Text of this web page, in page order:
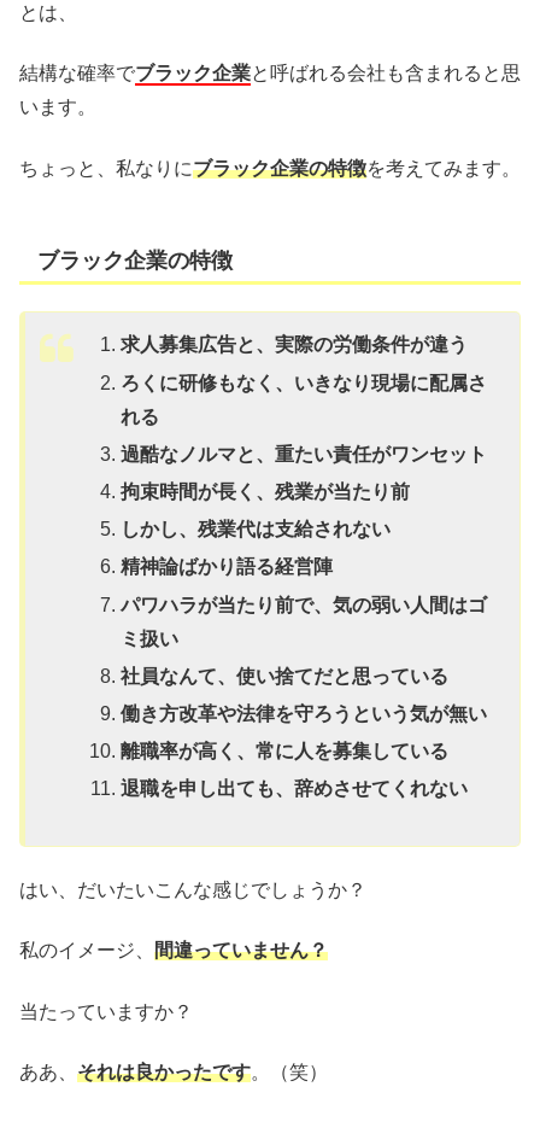
とは、
結構な確率でブラック企業と呼ばれる会社も含まれると思
います。
ちょっと、私なりにブラック企業の特徴を考えてみます。
ブラック企業の特徴
求人募集広告と、実際の労働条件が違う
ろくに研修もなく、いきなり現場に配属さ
れる
過酷なノルマと、重たい責任がワンセット
拘束時間が長く、残業が当たり前
しかし、残業代は支給されない
精神論ばかり語る経営陣
パワハラが当たり前で、気の弱い人間はゴ
ミ扱い
社員なんて、使い捨てだと思っている
働き方改革や法律を守ろうという気が無い
離職率が高く、常に人を募集している
退職を申し出ても、辞めさせてくれない
はい、だいたいこんな感じでしょうか？
私のイメージ、 間違っていません？
当たっていますか？
ああ、 それは良かったです。（笑）